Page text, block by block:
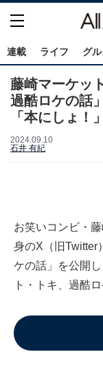
連載 ライフ グル
藤崎マーケッ
過酷ロケの話
「本にしょ！
2024.09.10
石井 有紀
お笑いコンビ・
身のX（旧Twitter
ケの話」を公開
ト・トキ、過酷